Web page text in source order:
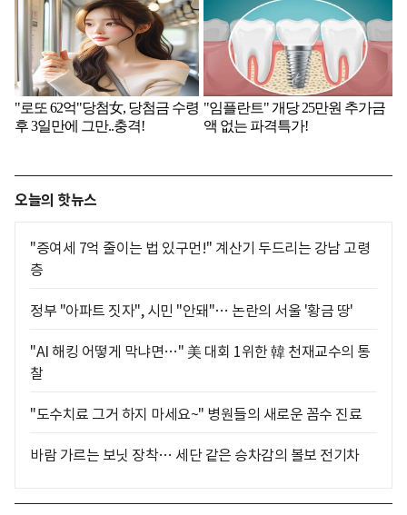
오늘의 핫뉴스
"증여세 7억 줄이는 법 있구먼!" 계산기 두드리는 강남 고령
층
정부 "아파트 짓자", 시민 "안돼"… 논란의 서울 '황금 땅'
"AI 해킹 어떻게 막냐면…" 美 대회 1위한 韓 천재교수의 통
찰
"도수치료 그거 하지 마세요~" 병원들의 새로운 꼼수 진료
바람 가르는 보닛 장착… 세단 같은 승차감의 볼보 전기차